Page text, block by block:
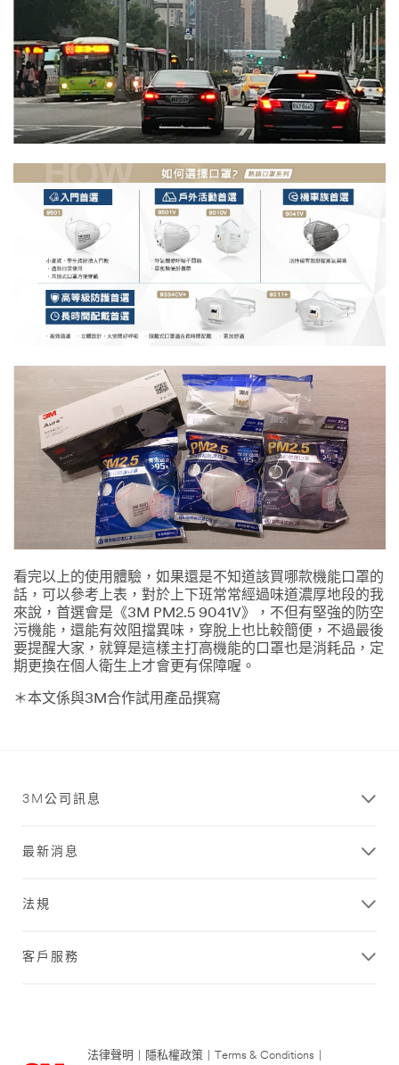
看完以上的使用體驗，如果還是不知道該買哪款機能口罩的
話，可以參考上表，對於上下班常常經過味道濃厚地段的我
來說，首選會是《3M PM2.5 9041V》，不但有堅強的防空
污機能，還能有效阻擋異味，穿脫上也比較簡便，不過最後
要提醒大家，就算是這樣主打高機能的口罩也是消耗品，定
期更換在個人衛生上才會更有保障喔。
＊本文係與3M合作試用產品撰寫
3M公司訊息
最新消息
法規
客戶服務
法律聲明 隱私權政策 Terms & Conditions